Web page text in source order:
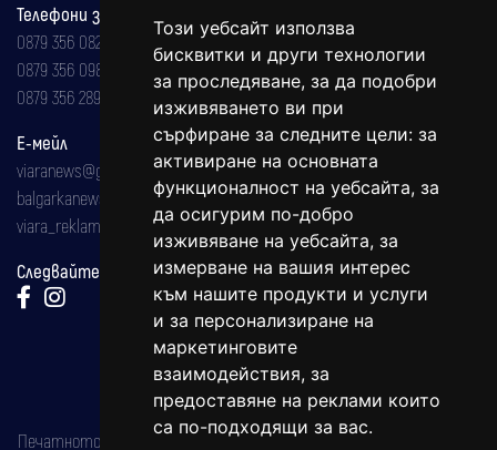
Този уебсайт използва
бисквитки и други технологии
за проследяване, за да подобри
изживяването ви при
сърфиране за следните цели: за
активиране на основната
функционалност на уебсайта, за
да осигурим по-добро
изживяване на уебсайта, за
измерване на вашия интерес
към нашите продукти и услуги
и за персонализиране на
маркетинговите
взаимодействия, за
предоставяне на реклами които
са по-подходящи за вас.
Телефони за реклама и абонаменти
0879 356 082
0879 356 098
0879 356 289
Е-мейл
viaranews@gmail.com
balgarkanews@gmail.com
viara_reklama@mail.bg
Следвайте ни:
Печатното издание на вестника е регистрирано в националния